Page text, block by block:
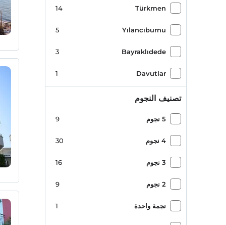
Türkmen
14
Yılancıburnu
5
Bayraklıdede
3
Davutlar
1
Karaova
Sahil Siteleri
1
Kadınlar Denizi Plajı
1
تصنيف النجوم
5 نجوم 9
4 نجوم 30
3 نجوم 16
2 نجوم 9
نجمة واحدة 1